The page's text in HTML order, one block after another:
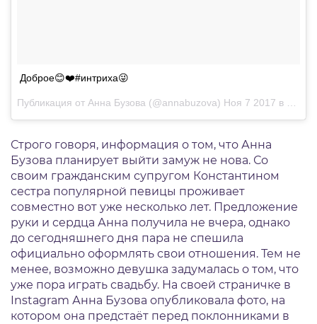
Доброе😊❤️#интриха😜
Публикация от Анна Бузова (@annabuzova) Ноя 7 2017 в 11:31 PST
Строго говоря, информация о том, что Анна
Бузова планирует выйти замуж не нова. Со
своим гражданским супругом Константином
сестра популярной певицы проживает
совместно вот уже несколько лет. Предложение
руки и сердца Анна получила не вчера, однако
до сегодняшнего дня пара не спешила
официально оформлять свои отношения. Тем не
менее, возможно девушка задумалась о том, что
уже пора играть свадьбу. На своей страничке в
Instagram Анна Бузова опубликовала фото, на
котором она предстаёт перед поклонниками в